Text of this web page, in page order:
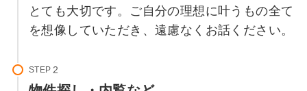
とても大切です。ご自分の理想に叶うもの全て
を想像していただき、遠慮なくお話ください。
STEP